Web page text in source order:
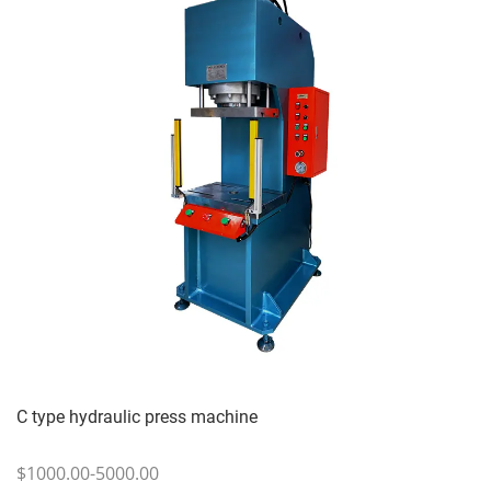
C type hydraulic press machine
$1000.00-5000.00